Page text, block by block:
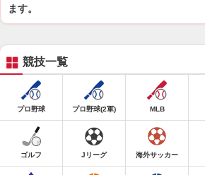
ます。
競技一覧
プロ野球 プロ野球(2軍) MLB
ゴルフ Jリーグ 海外サッカー